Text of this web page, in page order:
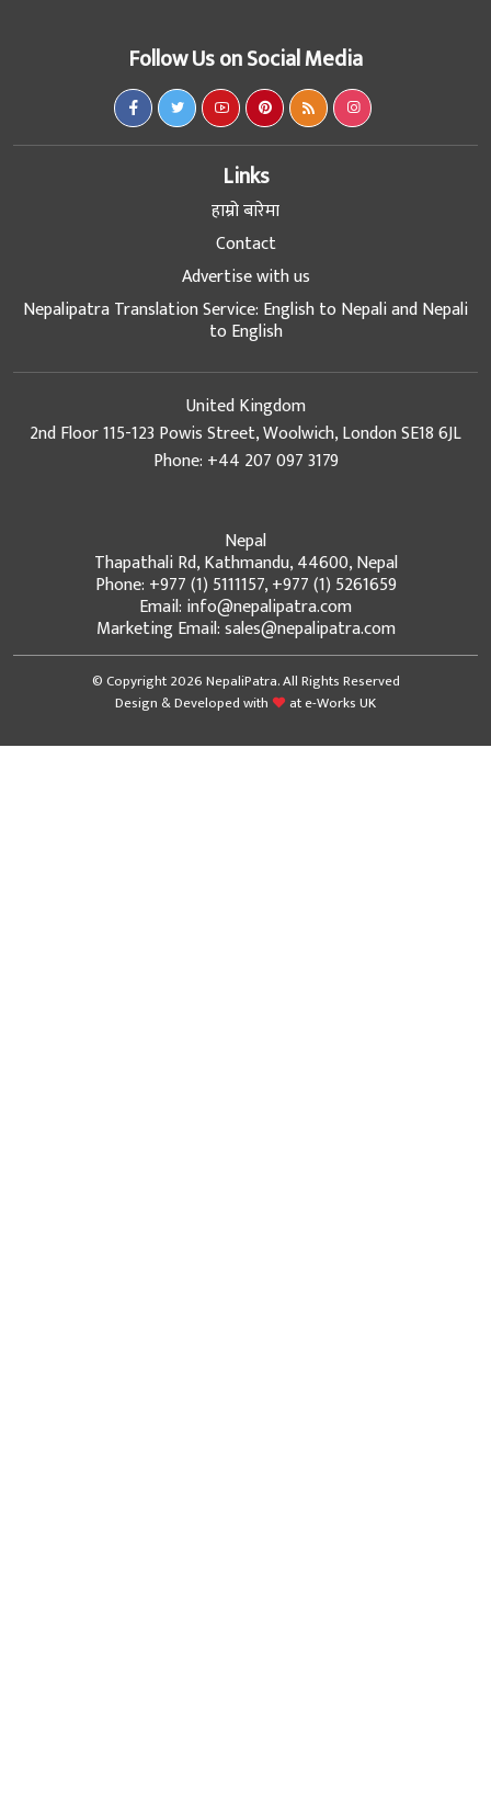
Follow Us on Social Media
Links
हाम्रो बारेमा
Contact
Advertise with us
Nepalipatra Translation Service: English to Nepali and Nepali
to English
United Kingdom
2nd Floor 115-123 Powis Street, Woolwich, London SE18 6JL
Phone: +44 207 097 3179
Nepal
Thapathali Rd, Kathmandu, 44600, Nepal
Phone: +977 (1) 5111157, +977 (1) 5261659
Email: info@nepalipatra.com
Marketing Email: sales@nepalipatra.com
© Copyright 2026 NepaliPatra. All Rights Reserved
Design & Developed with
ate-Works UK